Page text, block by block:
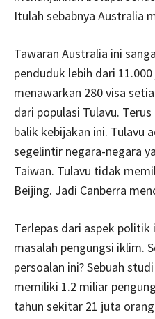
Itulah sebabnya Australia
Tawaran Australia ini
penduduk lebih dari
menawarkan 280 visa
dari populasi Tulavu.
balik kebijakan ini. Tulavu
segelintir negara-negara
Taiwan. Tulavu tidak
Beijing. Jadi Canberra
Terlepas dari aspek
masalah pengungsi iklim.
persoalan ini? Sebuah
memiliki 1.2 miliar
tahun sekitar 21 juta